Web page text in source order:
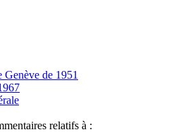
de 1951
relatifs à :